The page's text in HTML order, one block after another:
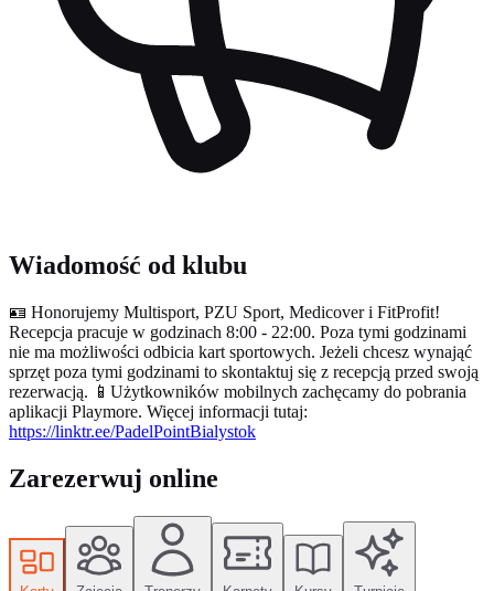
Wiadomość od klubu
🪪 Honorujemy Multisport, PZU Sport, Medicover i FitProfit!
Recepcja pracuje w godzinach 8:00 - 22:00. Poza tymi godzinami
nie ma możliwości odbicia kart sportowych. Jeżeli chcesz wynająć
sprzęt poza tymi godzinami to skontaktuj się z recepcją przed swoją
rezerwacją. 📱Użytkowników mobilnych zachęcamy do pobrania
aplikacji Playmore. Więcej informacji tutaj:
https://linktr.ee/PadelPointBialystok
Zarezerwuj online